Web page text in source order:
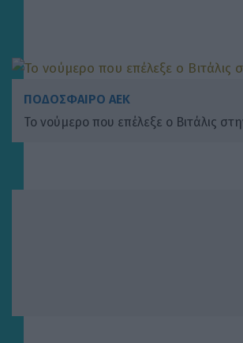
ΠΟΔΟΣΦΑΙΡΟ ΑΕΚ
To νούμερο που επέλεξε ο Βιτάλις